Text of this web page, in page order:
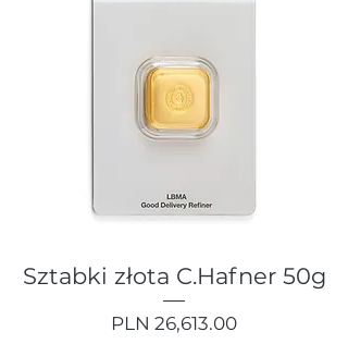
Sztabki złota C.Hafner 50g
Price
PLN 26,613.00